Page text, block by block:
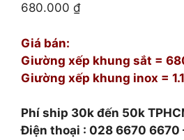
680.000 ₫
Giá bán:
Giường xếp khung sắt =
Giường xếp khung inox =
Phí ship 30k đến 50k
Điện thoại : 028 6670 6670